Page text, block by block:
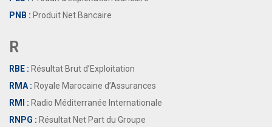
PNB : Produit Net Bancaire
R
RBE : Résultat Brut d’Exploitation
RMA : Royale Marocaine d’Assurances
RMI : Radio Méditerranée Internationale
RNPG : Résultat Net Part du Groupe